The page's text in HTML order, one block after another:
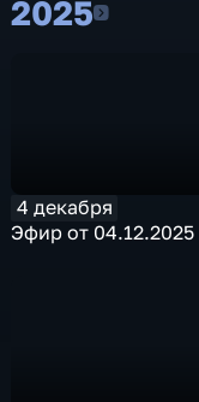
20252025
4 декабря
Эфир от 04.12.2025